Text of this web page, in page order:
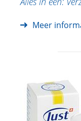
Meer